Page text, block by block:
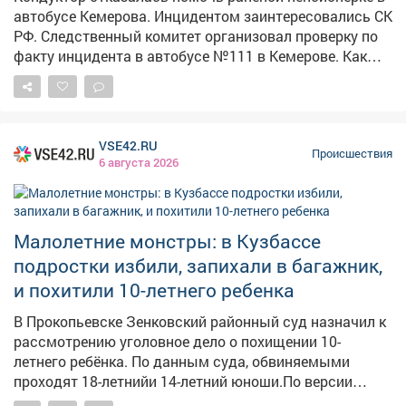
автобусе Кемерова. Инцидентом заинтересовались СК
РФ. Следственный комитет организовал проверку по
факту инцидента в автобусе №111 в Кемерове. Как
сообщает Информационный центр СК России, 4
августа около 10:35 дверь автобуса зажала руку
спичечный коробок иначалось сильное кровотечение.
Пассажиры попросили кондуктора дать аптечку и
остановить автобус у травмпункта, но, по их данным,
получили грубый отказ. Кондуктор якобы заявила, что
в случившемся виноваты сами пассажиры. Людям
пришлось самостоятельно перевязывать рану
подручными средствами – даже бинта им не дали.
Председатель Следственного комитета Александр
Бастрыкин поручил и.о. руководителя кузбасского
управления Александру Кустову доложить о
результатах проверки. Исполнение поручения
поставлено на контроль в центральном аппарате
VSE42.RU
6 августа 2026
Происшествия
Малолетние монстры: в Кузбассе
подростки избили, запихали в багажник,
и похитили 10-летнего ребенка
В Прокопьевске Зенковский районный суд назначил к
рассмотрению уголовное дело о похищении 10-
летнего ребёнка. По данным суда, обвиняемыми
проходят 18-летнийи 14-летний юноши.По версии
следствия, они совместно применили силу к мальчику,